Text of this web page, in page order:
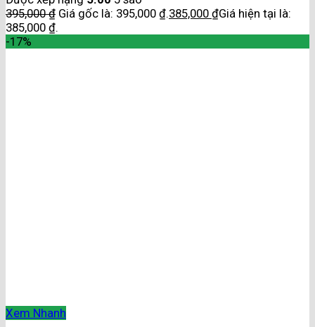
395,000₫ Giá gốc là: 395,000 ₫.385,000 ₫Giá hiện tại là:
385,000 ₫.
-17%
Xem Nhanh